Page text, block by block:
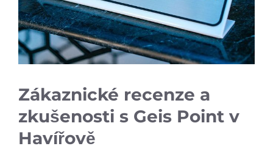
Zákaznické recenze a
zkušenosti s Geis Point v
Havířově